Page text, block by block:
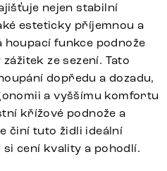
nejen stabilní
esteticky příjemnou a
funkce podnože
ze sezení. Tato
dopředu a dozadu,
a vyššímu komfortu
křížové podnože a
činí tuto židli ideální
cení kvality a pohodlí.